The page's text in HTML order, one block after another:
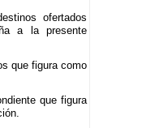
ofertados
a la presente
que figura como
que figura